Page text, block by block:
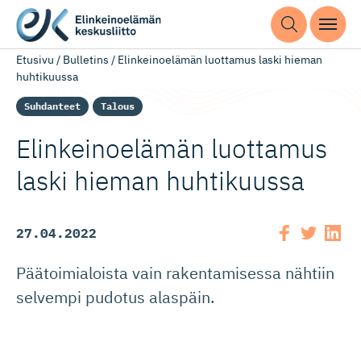
Etusivu / Bulletins / Elinkeinoelämän luottamus laski hieman
huhtikuussa
Suhdanteet Talous
Elinkeinoelämän luottamus
laski hieman huhtikuussa
27.04.2022
Päätoimialoista vain rakentamisessa nähtiin
selvempi pudotus alaspäin.